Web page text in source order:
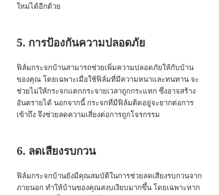
ใหม่ได้อีกด้วย
5. การป้องกันความปลอดภัย
ฟิล์มกระจกบ้านสามารถช่วยเพิ่มความปลอดภัยให้กับบ้าน
ของคุณ โดยเฉพาะเมื่อใช้ฟิล์มที่มีความหนาและทนทาน จะ
ช่วยไม่ให้กระจกแตกกระจายเวลาถูกกระแทก ซึ่งอาจสร้าง
อันตรายได้ นอกจากนี้ กระจกที่มีฟิล์มติดอยู่จะยากต่อการ
เข้าถึง จึงช่วยลดความเสี่ยงต่อการถูกโจรกรรม
6. ลดเสียงรบกวน
ฟิล์มกระจกบ้านยังมีคุณสมบัติในการช่วยลดเสียงรบกวนจาก
ภายนอก ทำให้บ้านของคุณสงบเงียบมากขึ้น โดยเฉพาะหาก